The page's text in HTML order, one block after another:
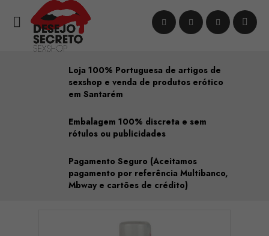

Loja 100% Portuguesa de artigos de
sexshop e venda de produtos erótico
em Santarém
Embalagem 100% discreta e sem
rótulos ou publicidades
Pagamento Seguro (Aceitamos
pagamento por referência Multibanco,
Mbway e cartões de crédito)